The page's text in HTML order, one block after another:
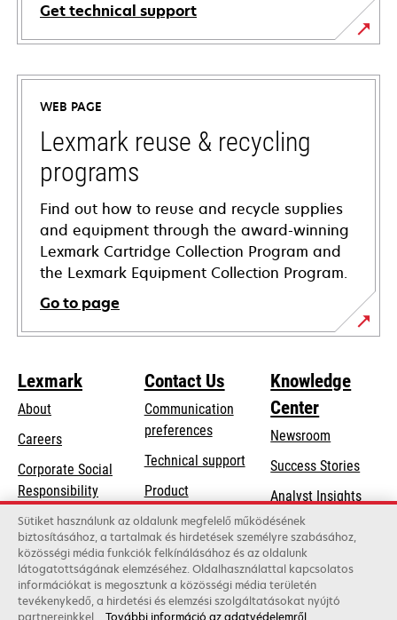
Get technical support
opens
in
new
tab
WEB PAGE
Lexmark reuse & recycling
programs
Find out how to reuse and recycle supplies
and equipment through the award-winning
Lexmark Cartridge Collection Program and
the Lexmark Equipment Collection Program.
Go to page
Lexmark
About
Careers
Corporate Social
Responsibilityopens
a
new
tab
Sustainability
Lexmark Partners
Contact Us
Communication
preferences
Technical supportopens
a
new
tab
Product
registration
Find a dealer
List of wholesalers
Knowledge
Center
Newsroom
Success Stories
Analyst Insights
Sütiket használunk az oldalunk megfelelő működésének
biztosításához, a tartalmak és hirdetések személyre szabásához,
közösségi média funkciók felkínálásához és az oldalunk
látogatottságának elemzéséhez. Oldalhasználattal kapcsolatos
információkat is megosztunk a közösségi média területén
tevékenykedő, a hirdetési és elemzési szolgáltatásokat nyújtó
partnereinkkel.
További információ az adatvédelemről